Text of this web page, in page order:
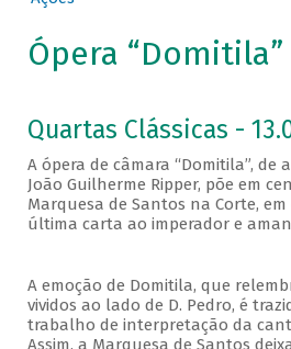
Ópera “Domitila”
Quartas Clássicas -
A ópera de câmara “Domitila”,
João Guilherme Ripper, põe em
Marquesa de Santos na Corte,
última carta ao imperador e
A emoção de Domitila, que
vividos ao lado de D. Pedro, é
trabalho de interpretação da